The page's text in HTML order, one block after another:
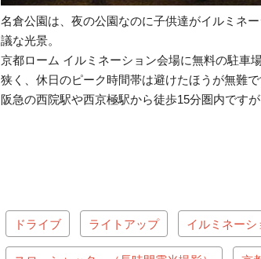
名倉公園は、夜の公園なのに子供達がイルミネ
議な光景。
京都ローム イルミネーション会場に無料の駐車
狭く、休日のピーク時間帯は避けたほうが無難で
阪急の西院駅や西京極駅から徒歩15分圏内です
ドライブ ライトアップ イルミネーシ